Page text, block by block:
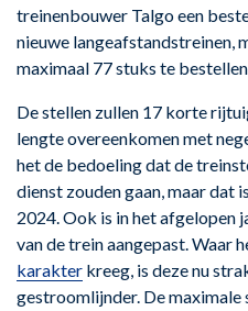
treinenbouwer Talgo een
nieuwe langeafstandstreinen,
maximaal 77 stuks te
De stellen zullen 17 korte
lengte overeenkomen met
het de bedoeling dat de
dienst zouden gaan, maar dat
2024. Ook is in het afgelopen
van de trein aangepast. Waar
karakter kreeg, is deze nu
gestroomlijnder. De maximale